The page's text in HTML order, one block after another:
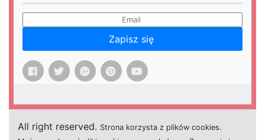
Zapisz się
All right reserved. Strona korzysta z plików cookies.